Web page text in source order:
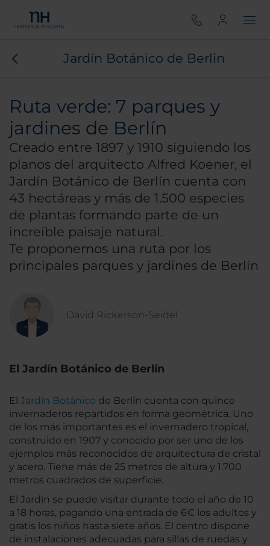
Jardín Botánico de Berlín
Ruta verde: 7 parques y
jardines de Berlín
Creado entre 1897 y 1910 siguiendo los
planos del arquitecto Alfred Koener, el
Jardín Botánico de Berlín cuenta con
43 hectáreas y más de 1.500 especies
de plantas formando parte de un
increíble paisaje natural.
Te proponemos una ruta por los
principales parques y jardines de Berlín
David Rickerson-Seidel
El Jardín Botánico de Berlín
El Jardín Botánico de Berlín cuenta con quince
invernaderos repartidos en forma geométrica. Uno
de los más importantes es el invernadero tropical,
construido en 1907 y conocido por ser uno de los
ejemplos más reconocidos de arquitectura de cristal
y acero. Tiene más de 25 metros de altura y 1.700
metros cuadrados de superficie.
El Jardín se puede visitar durante todo el año de 10
a 18 horas, pagando una entrada de 6€ los adultos y
gratis los niños hasta siete años. El centro dispone
de instalaciones adecuadas para sillas de ruedas y